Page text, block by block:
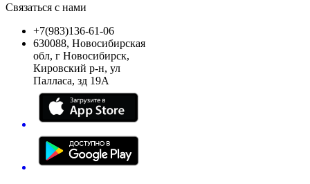
Связаться с нами
+7(983)136-61-06
630088, Новосибирская
обл, г Новосибирск,
Кировский р-н, ул
Палласа, зд 19А